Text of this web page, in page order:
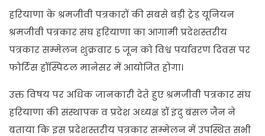
हरियाणा के श्रमजीवी पत्रकारों की सबसे बड़ी ट्रेड यूनियन
श्रमजीवी पत्रकार संघ हरियाणा का आगामी प्रदेशस्तरीय
पत्रकार सम्मेलन शुक्रवार 5 जून को विश्व पर्यावरण दिवस पर
फोर्टिस हॉस्पिटल मानेसर में आयोजित होगा।
उक्त विषय पर अधिक जानकारी देते हुए श्रमजीवी पत्रकार संघ
हरियाणा की संस्थापक व प्रदेश अध्यक्ष डॉ इंदु बंसल जैन ने
बताया कि इस प्रदेशस्तरीय पत्रकार सम्मेलन में उपस्थित सभी